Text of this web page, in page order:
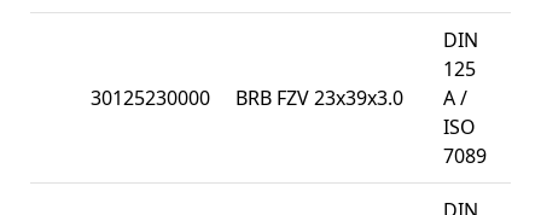
30125230000 BRB FZV 23x39x3.0
DIN
125
A /
ISO
7089